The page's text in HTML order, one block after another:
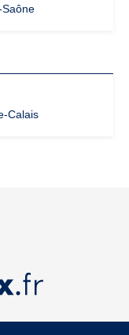
Saône
Calais